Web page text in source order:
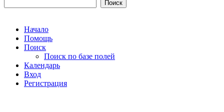
Начало
Помощь
Поиск
Поиск по базе полей
Календарь
Вход
Регистрация